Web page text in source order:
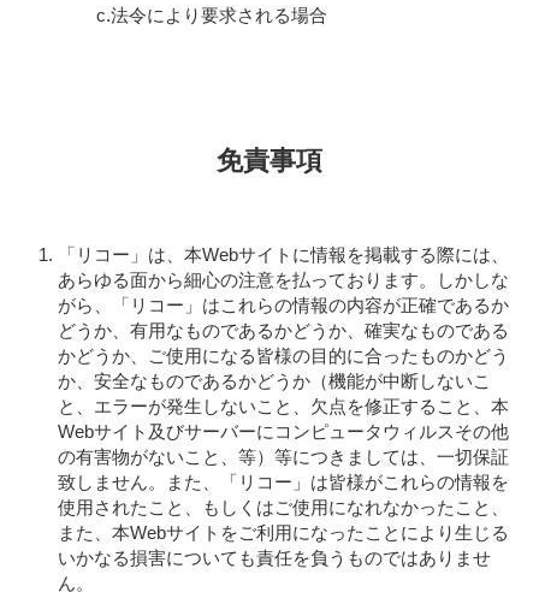
c.法令により要求される場合
免責事項
「リコー」は、本Webサイトに情報を掲載する際には、
あらゆる面から細心の注意を払っております。しかしな
がら、「リコー」はこれらの情報の内容が正確であるか
どうか、有用なものであるかどうか、確実なものである
かどうか、ご使用になる皆様の目的に合ったものかどう
か、安全なものであるかどうか（機能が中断しないこ
と、エラーが発生しないこと、欠点を修正すること、本
Webサイト及びサーバーにコンピュータウィルスその他
の有害物がないこと、等）等につきましては、一切保証
致しません。また、「リコー」は皆様がこれらの情報を
使用されたこと、もしくはご使用になれなかったこと、
また、本Webサイトをご利用になったことにより生じる
いかなる損害についても責任を負うものではありませ
ん。